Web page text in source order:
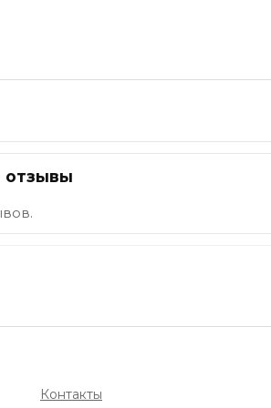
отзывы
Контакты